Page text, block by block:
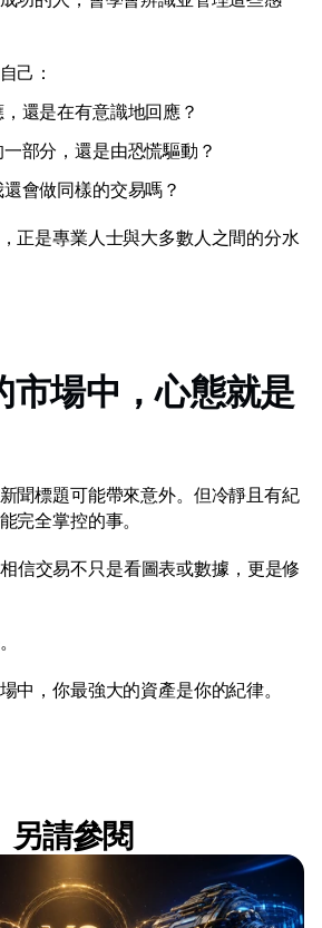
己：
還是在有意識地回應？
部分，還是由恐慌驅動？
會做同樣的交易嗎？
正是專業人士與大多數人之間的分水
市場中，心態就是
聞標題可能帶來意外。但冷靜且有紀
完全掌控的事。
信交易不只是看圖表或數據，更是修
中，你最強大的資產是你的紀律。
另請參閱